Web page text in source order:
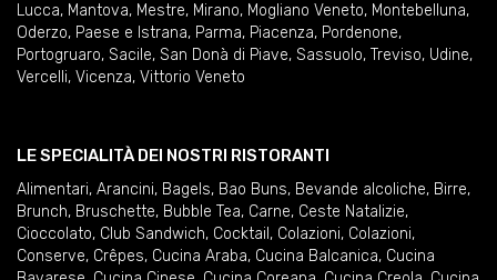
Lucca, Mantova, Mestre, Mirano, Mogliano Veneto, Montebelluna,
Oderzo, Paese e Istrana, Parma, Piacenza, Pordenone,
Portogruaro, Sacile, San Donà di Piave, Sassuolo, Treviso, Udine,
Vercelli, Vicenza, Vittorio Veneto
LE SPECIALITÀ DEI NOSTRI RISTORANTI
Alimentari, Arancini, Bagels, Bao Buns, Bevande alcoliche, Birre,
Brunch, Bruschette, Bubble Tea, Carne, Ceste Natalizie,
Cioccolato, Club Sandwich, Cocktail , Colazioni, Colazioni,
Conserve, Crêpes, Cucina Araba, Cucina Balcanica, Cucina